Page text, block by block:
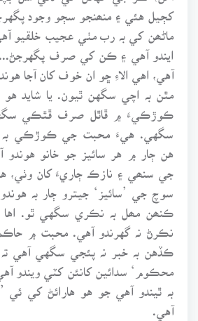
کڄيل هئي ۽ منھنجو سڄو وجود
ماڻھن کي بہ رب مٺي عجيب خلقيو
ايندو آهي ۽ ڪن کي صرف پگهرجڻ....
آهي، اهي الاءِ ڇو ان خوف کان آجا
مٿن بہ اچي سگهن ٿيون. يا شايد هو
ڪوڙڪيءَ ۾ ڦاٿل صرف ڦٿڪي
سگهي. هيءَ محبت جي ڪوڙڪي بہ
هن ڄار ۾ هر سائيز جو خانو هوندو
جي سنھي ۽ نازڪ ڄاريءَ کان وٺي،
سوچ جي ’سائيز‘ جيترو ڄار بہ
ڪنھن مھل بہ نڪري سگهي ٿو. اها
نڪرڻ نہ گهرندو آهي. محبت ۾
ڪڏهن بہ خبر نہ پئجي سگهي آهي تہ
محڪوم‘ سدائين کانئن کٽي ويندو
بہ ٿيندو آهي جو هو هارائڻ کي ئي
آهي.